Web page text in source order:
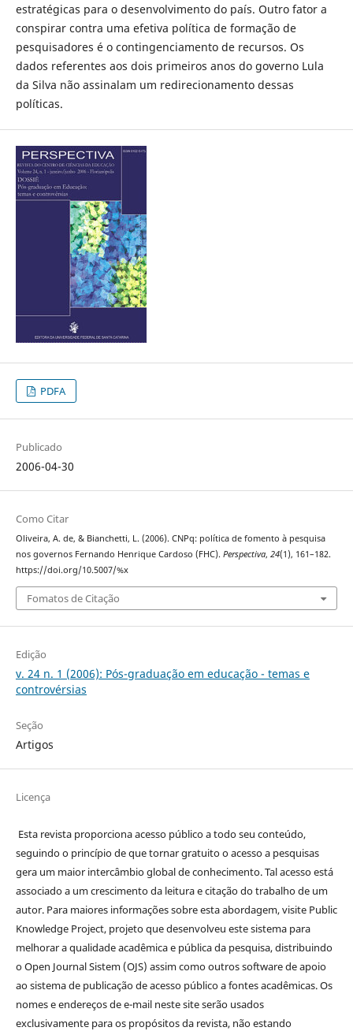
estratégicas para o desenvolvimento do país. Outro fator a
conspirar contra uma efetiva política de formação de
pesquisadores é o contingenciamento de recursos. Os
dados referentes aos dois primeiros anos do governo Lula
da Silva não assinalam um redirecionamento dessas
políticas.
PDFA
Publicado
2006-04-30
Como Citar
Oliveira, A. de, & Bianchetti, L. (2006). CNPq: política de fomento à pesquisa
nos governos Fernando Henrique Cardoso (FHC). Perspectiva, 24(1), 161–182.
https://doi.org/10.5007/%x
Fomatos de Citação
Edição
v. 24 n. 1 (2006): Pós-graduação em educação - temas e
controvérsias
Seção
Artigos
Licença
Esta revista proporciona acesso público a todo seu conteúdo,
seguindo o princípio de que tornar gratuito o acesso a pesquisas
gera um maior intercâmbio global de conhecimento. Tal acesso está
associado a um crescimento da leitura e citação do trabalho de um
autor. Para maiores informações sobre esta abordagem, visite Public
Knowledge Project, projeto que desenvolveu este sistema para
melhorar a qualidade acadêmica e pública da pesquisa, distribuindo
o Open Journal Sistem (OJS) assim como outros software de apoio
ao sistema de publicação de acesso público a fontes acadêmicas. Os
nomes e endereços de e-mail neste site serão usados
exclusivamente para os propósitos da revista, não estando